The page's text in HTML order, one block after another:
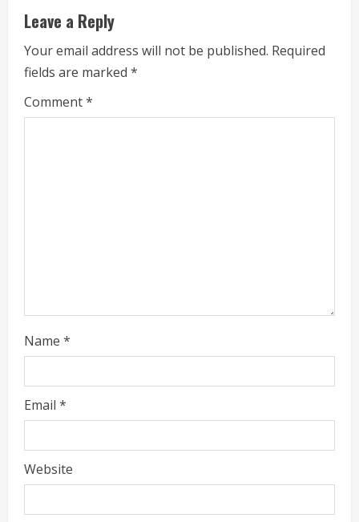
Leave a Reply
Your email address will not be published. Required
fields are marked *
Comment*
Name *
Email *
Website